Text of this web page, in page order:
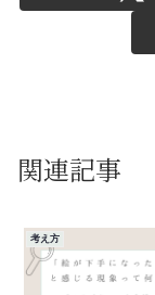
関連記事
考え方